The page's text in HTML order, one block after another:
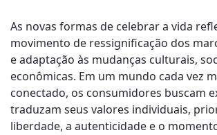
As novas formas de celebrar a vida
movimento de ressignificação dos
e adaptação às mudanças culturais,
econômicas. Em um mundo cada vez
conectado, os consumidores buscam
traduzam seus valores individuais,
liberdade, a autenticidade e o